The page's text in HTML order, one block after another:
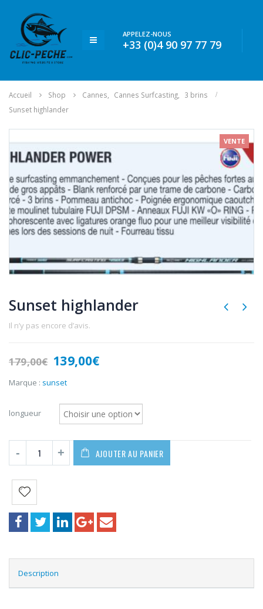
APPELEZ-NOUS
+33 (0)4 90 97 77 79
Accueil Shop Cannes Cannes Surfcasting
3 brins
Sunset highlander
VENTE
Sunset highlander
Il n’y pas encore d’avis.
179,00€ Le
prix
initial
179,00€.
139,00€Le
139,00€.
Marque : sunset
longueur
AJOUTER AU PANIER
Description